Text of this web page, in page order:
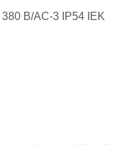
В/АС-3 IP54 IEK